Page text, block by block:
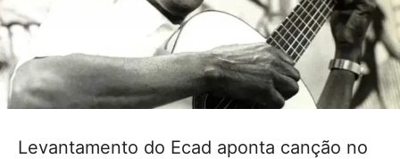
Levantamento do Ecad aponta canção no